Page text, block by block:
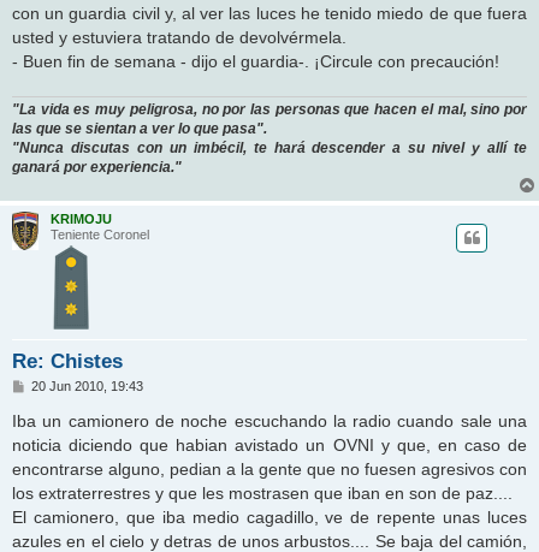
con un guardia civil y, al ver las luces he tenido miedo de que fuera
usted y estuviera tratando de devolvérmela.
- Buen fin de semana - dijo el guardia-. ¡Circule con precaución!
"La vida es muy peligrosa, no por las personas que hacen el mal, sino por
las que se sientan a ver lo que pasa".
"Nunca discutas con un imbécil, te hará descender a su nivel y allí te
ganará por experiencia."
KRIMOJU
Teniente Coronel
Re: Chistes
M
n
a
e
20 Jun 2010, 19:43
Iba un camionero de noche escuchando la radio cuando sale una
noticia diciendo que habian avistado un OVNI y que, en caso de
encontrarse alguno, pedian a la gente que no fuesen agresivos con
los extraterrestres y que les mostrasen que iban en son de paz....
El camionero, que iba medio cagadillo, ve de repente unas luces
azules en el cielo y detras de unos arbustos.... Se baja del camión,